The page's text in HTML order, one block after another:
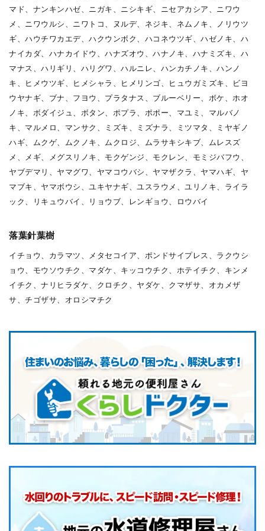
マド、ナンキンハゼ、ニガキ、ニシキギ、ニセアカシア、ニワウ
メ、ニワウルシ、ニワトコ、ヌルデ、ネジキ、ネムノキ、ノリウツ
ギ、ハウチワカエデ、ハクウンボク、ハコネウツギ、ハゼノキ、ハ
ナイカダ、ハナカイドウ、ハナズオウ、ハナノキ、ハナミズキ、ハ
マナス、ハリギリ、ハリグワ、ハルニレ、ハンカチノキ、ハンノ
キ、ヒメウツギ、ヒメシャラ、ヒメリンゴ、ヒュウガミズキ、ビヨ
ウヤナギ、ブナ、フヨウ、プラタナス、ブルーベリー、ボケ、ホオ
ノキ、ボダイジュ、ボタン、ポプラ、ポポー、マユミ、マルバノ
キ、マルメロ、マンサク、ミズキ、ミズナラ、ミツマタ、ミヤギノ
ハギ、ムクゲ、ムクノキ、ムクロジ、ムラサキシキブ、ムレスズ
メ、メギ、メグスリノキ、モクゲンジ、モクレン、モミジバフウ、
ヤブデマリ、ヤマグワ、ヤマコウバシ、ヤマザクラ、ヤマハギ、ヤ
マブキ、ヤマボウシ、ユキヤナギ、ユスラウメ、ユリノキ、ライラ
ック、リキュウバイ、リョウブ、レンギョウ、ロウバイ
落葉針葉樹
イチョウ、カラマツ、メタセコイア、ポンドサイプレス、ラクウシ
ョウ、モウソウチク、マダケ、キッコウチク、ホテイチク、キンメ
イチク、ナリヒラダケ、クロチク、ヤダケ、クマザサ、オカメザ
サ、チゴザサ、オロシマチク